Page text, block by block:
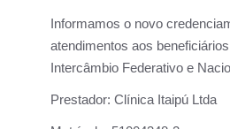
Informamos o novo
atendimentos aos
Intercâmbio Federativo e
Prestador: Clínica Itaipú Ltda